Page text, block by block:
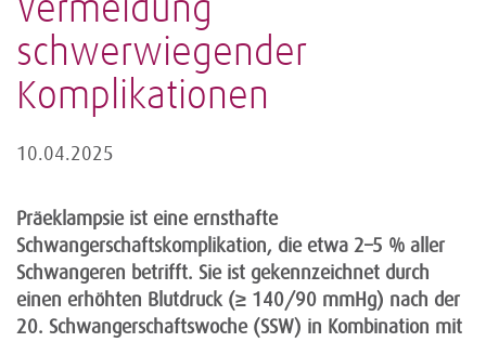
Vermeidung
schwerwiegender
Komplikationen
10.04.2025
Präeklampsie ist eine ernsthafte
Schwangerschaftskomplikation, die etwa 2–5 % aller
Schwangeren betrifft. Sie ist gekennzeichnet durch
einen erhöhten Blutdruck (≥ 140/90 mmHg) nach der
20. Schwangerschaftswoche (SSW) in Kombination mit